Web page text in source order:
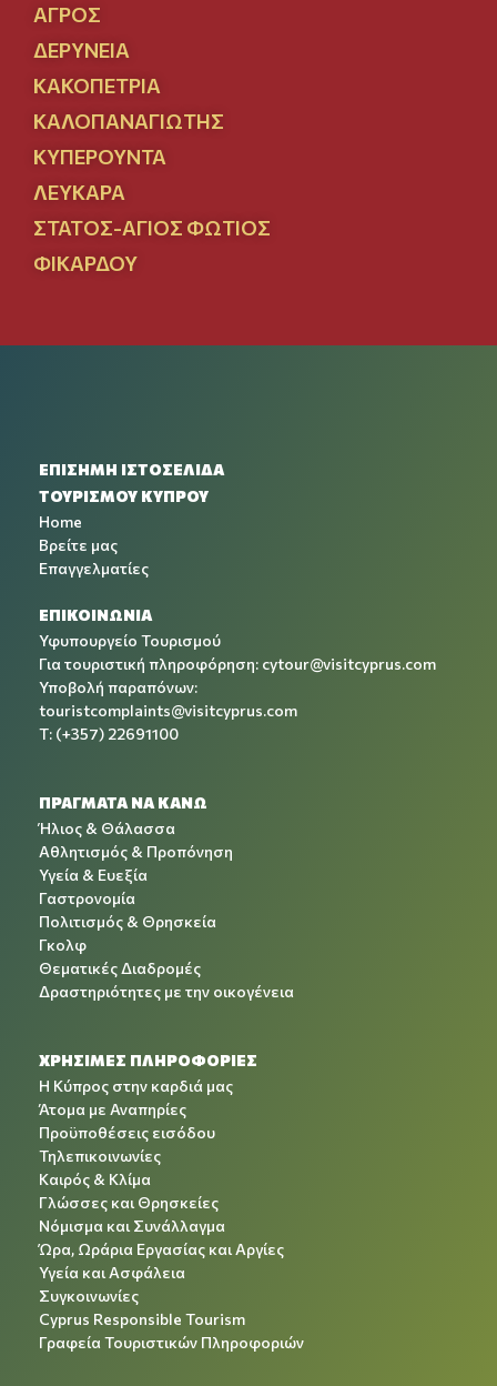
ΑΓΡΌΣ
ΔΕΡΎΝΕΙΑ
ΚΑΚΟΠΕΤΡΙΆ
ΚΑΛΟΠΑΝΑΓΙΏΤΗΣ
ΚΥΠΕΡΟΎΝΤΑ
ΛΕΎΚΑΡΑ
ΣΤΑΤΌΣ-ΆΓΙΟΣ ΦΏΤΙΟΣ
ΦΙΚΆΡΔΟΥ
ΕΠΙΣΗΜΗ ΙΣΤΟΣΕΛΙΔΑ
ΤΟΥΡΙΣΜΟΥ ΚΥΠΡΟΥ
Home
Βρείτε μας
Επαγγελματίες
ΕΠΙΚΟΙΝΩΝΙΑ
Υφυπουργείο Τουρισμού
Για τουριστική πληροφόρηση: cytour@visitcyprus.com
Υποβολή παραπόνων:
touristcomplaints@visitcyprus.com
T: (+357) 22691100
ΠΡΑΓΜΑΤΑ ΝΑ ΚΑΝΩ
Ήλιος & Θάλασσα
Αθλητισμός & Προπόνηση
Υγεία & Ευεξία
Γαστρονομία
Πολιτισμός & Θρησκεία
Γκολφ
Θεματικές Διαδρομές
Δραστηριότητες με την οικογένεια
ΧΡΉΣΙΜΕΣ ΠΛΗΡΟΦΟΡΊΕΣ
Η Κύπρος στην καρδιά μας
Άτομα με Αναπηρίες
Προϋποθέσεις εισόδου
Τηλεπικοινωνίες
Καιρός & Κλίμα
Γλώσσες και Θρησκείες
Νόμισμα και Συνάλλαγμα
Ώρα, Ωράρια Εργασίας και Αργίες
Υγεία και Ασφάλεια
Συγκοινωνίες
Cyprus Responsible Tourism
Γραφεία Τουριστικών Πληροφοριών